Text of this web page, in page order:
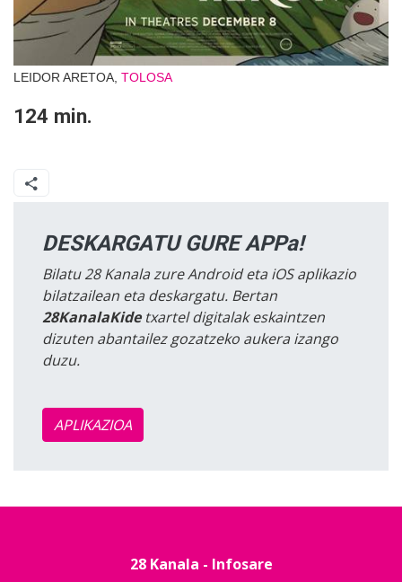
LEIDOR ARETOA, TOLOSA
124 min.
DESKARGATU GURE APPa!
Bilatu 28 Kanala zure Android eta iOS aplikazio
bilatzailean eta deskargatu. Bertan
28KanalaKidetxartel digitalak eskaintzen
dizuten abantailez gozatzeko aukera izango
duzu.
APLIKAZIOA
28 Kanala - Infosare